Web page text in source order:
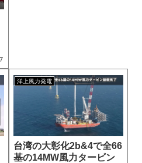
洋上風力発電
台湾の大彰化2b&4で全66
基の14MW風力タービン